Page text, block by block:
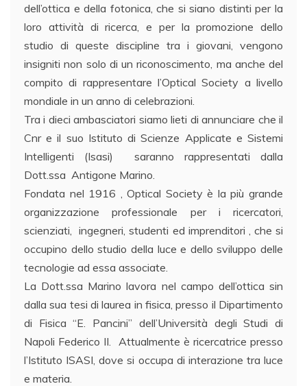
dell’ottica e della fotonica, che si siano distinti per la
loro attività di ricerca, e per la promozione dello
studio di queste discipline tra i giovani, vengono
insigniti non solo di un riconoscimento, ma anche del
compito di rappresentare l’Optical Society a livello
mondiale in un anno di celebrazioni.
Tra i dieci ambasciatori siamo lieti di annunciare che il
Cnr e il suo Istituto di Scienze Applicate e Sistemi
Intelligenti (Isasi) saranno rappresentati dalla
Dott.ssa Antigone Marino.
Fondata nel 1916 , Optical Society è la più grande
organizzazione professionale per i ricercatori,
scienziati, ingegneri, studenti ed imprenditori , che si
occupino dello studio della luce e dello sviluppo delle
tecnologie ad essa associate.
La Dott.ssa Marino lavora nel campo dell’ottica sin
dalla sua tesi di laurea in fisica, presso il Dipartimento
di Fisica “E. Pancini” dell’Università degli Studi di
Napoli Federico II. Attualmente è ricercatrice presso
l’Istituto ISASI, dove si occupa di interazione tra luce
e materia.